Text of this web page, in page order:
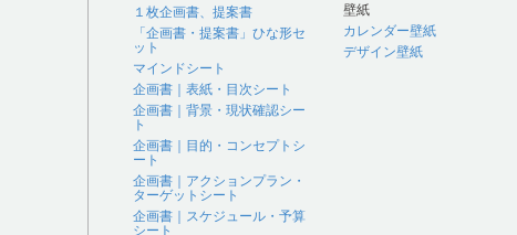
１枚企画書、提案書
「企画書・提案書」ひな形セ
ット
マインドシート
企画書｜表紙・目次シート
企画書｜背景・現状確認シー
ト
企画書｜目的・コンセプトシ
ート
企画書｜アクションプラン・
ターゲットシート
企画書｜スケジュール・予算
シート
壁紙
カレンダー壁紙
デザイン壁紙